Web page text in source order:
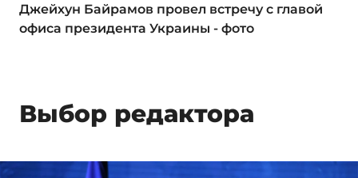
Джейхун Байрамов провел встречу с главой
офиса президента Украины - фото
Выбор редактора